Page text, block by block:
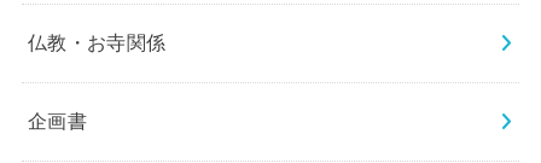
仏教・お寺関係
企画書